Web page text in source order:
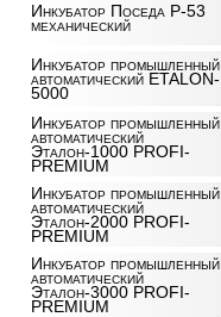
Инкубатор Поседа Р-53
механический
Инкубатор промышленный
автоматический ETALON-
5000
Инкубатор промышленный
автоматический
Эталон-1000 PROFI-
PREMIUM
Инкубатор промышленный
автоматический
Эталон-2000 PROFI-
PREMIUM
Инкубатор промышленный
автоматический
Эталон-3000 PROFI-
PREMIUM